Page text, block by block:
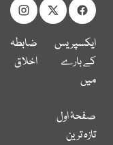
ایکسپریس
کے بارے
میں
ضابطہ
اخلاق
صفحۂ اول
تازہ ترین